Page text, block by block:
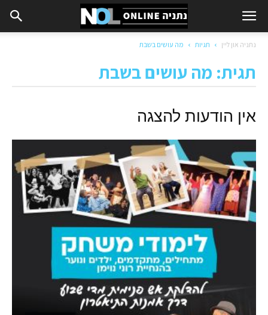
נתניה און ליין תגיות מה עושים בשבת
תגית: מה עושים בשבת
אין הודעות להצגה